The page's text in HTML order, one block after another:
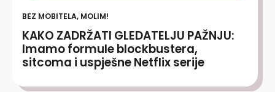
BEZ MOBITELA, MOLIM!
KAKO ZADRŽATI GLEDATELJU PAŽNJU:
Imamo formule blockbustera,
sitcoma i uspješne Netflix serije